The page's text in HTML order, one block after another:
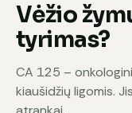
Vėžio
tyrimas?
CA 125 –
kiaušidžių ligomis.